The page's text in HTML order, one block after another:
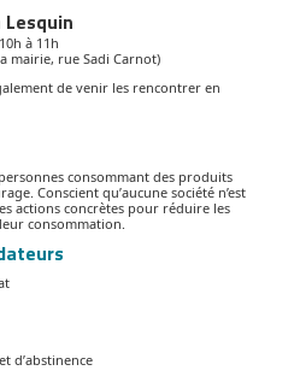
Lesquin
à 11h
mairie, rue Sadi Carnot)
de venir les rencontrer en
consommant des produits
Conscient qu’aucune société n’est
actions concrètes pour réduire les
consommation.
d’abstinence